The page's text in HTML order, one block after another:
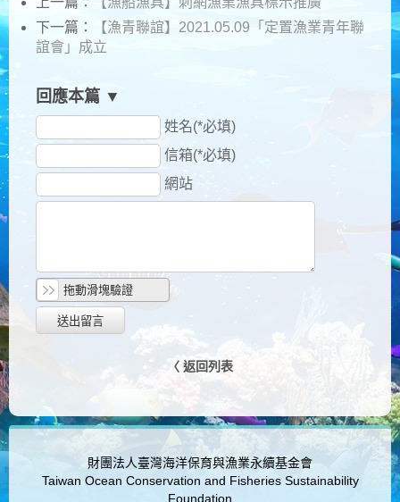
下一篇：
【漁青聯誼】2021.05.09「定置漁業青年聯
誼會」成立
回應本篇 ▼
姓名(*必填)
信箱(*必填)
網站
拖動滑塊驗證
〈 返回列表
財團法人臺灣海洋保育與漁業永續基金會
Taiwan Ocean Conservation and Fisheries Sustainability
Foundation